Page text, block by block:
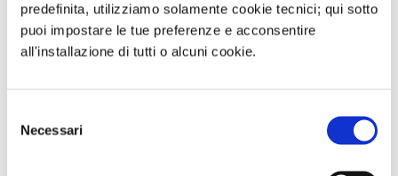
predefinita, utilizziamo solamente cookie tecnici; qui sotto
puoi impostare le tue preferenze e acconsentire
all'installazione di tutti o alcuni cookie.
delNecessari
Velchi-Capusani attestatesi sui livelli
degli ultimi mesi.